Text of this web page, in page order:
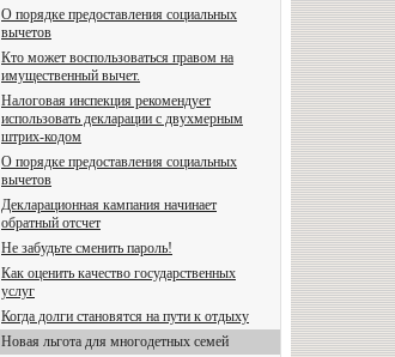
О порядке предоставления социальных
вычетов
Кто может воспользоваться правом на
имущественный вычет.
Налоговая инспекция рекомендует
использовать декларации с двухмерным
штрих-кодом
О порядке предоставления социальных
вычетов
Декларационная кампания начинает
обратный отсчет
Не забудьте сменить пароль!
Как оценить качество государственных
услуг
Когда долги становятся на пути к отдыху
Новая льгота для многодетных семей